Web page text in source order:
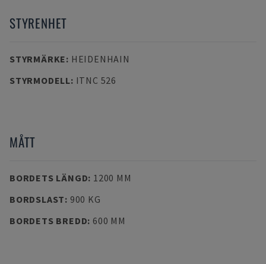
STYRENHET
STYRMÄRKE: HEIDENHAIN
STYRMODELL: ITNC 526
MÅTT
BORDETS LÄNGD: 1200 MM
BORDSLAST: 900 KG
BORDETS BREDD: 600 MM